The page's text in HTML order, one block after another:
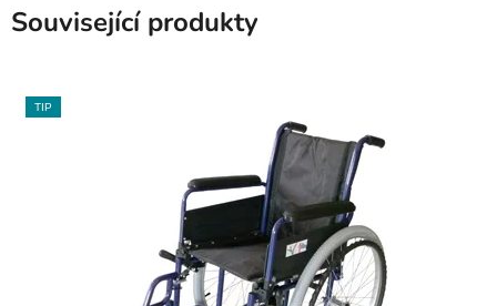
Související produkty
TIP